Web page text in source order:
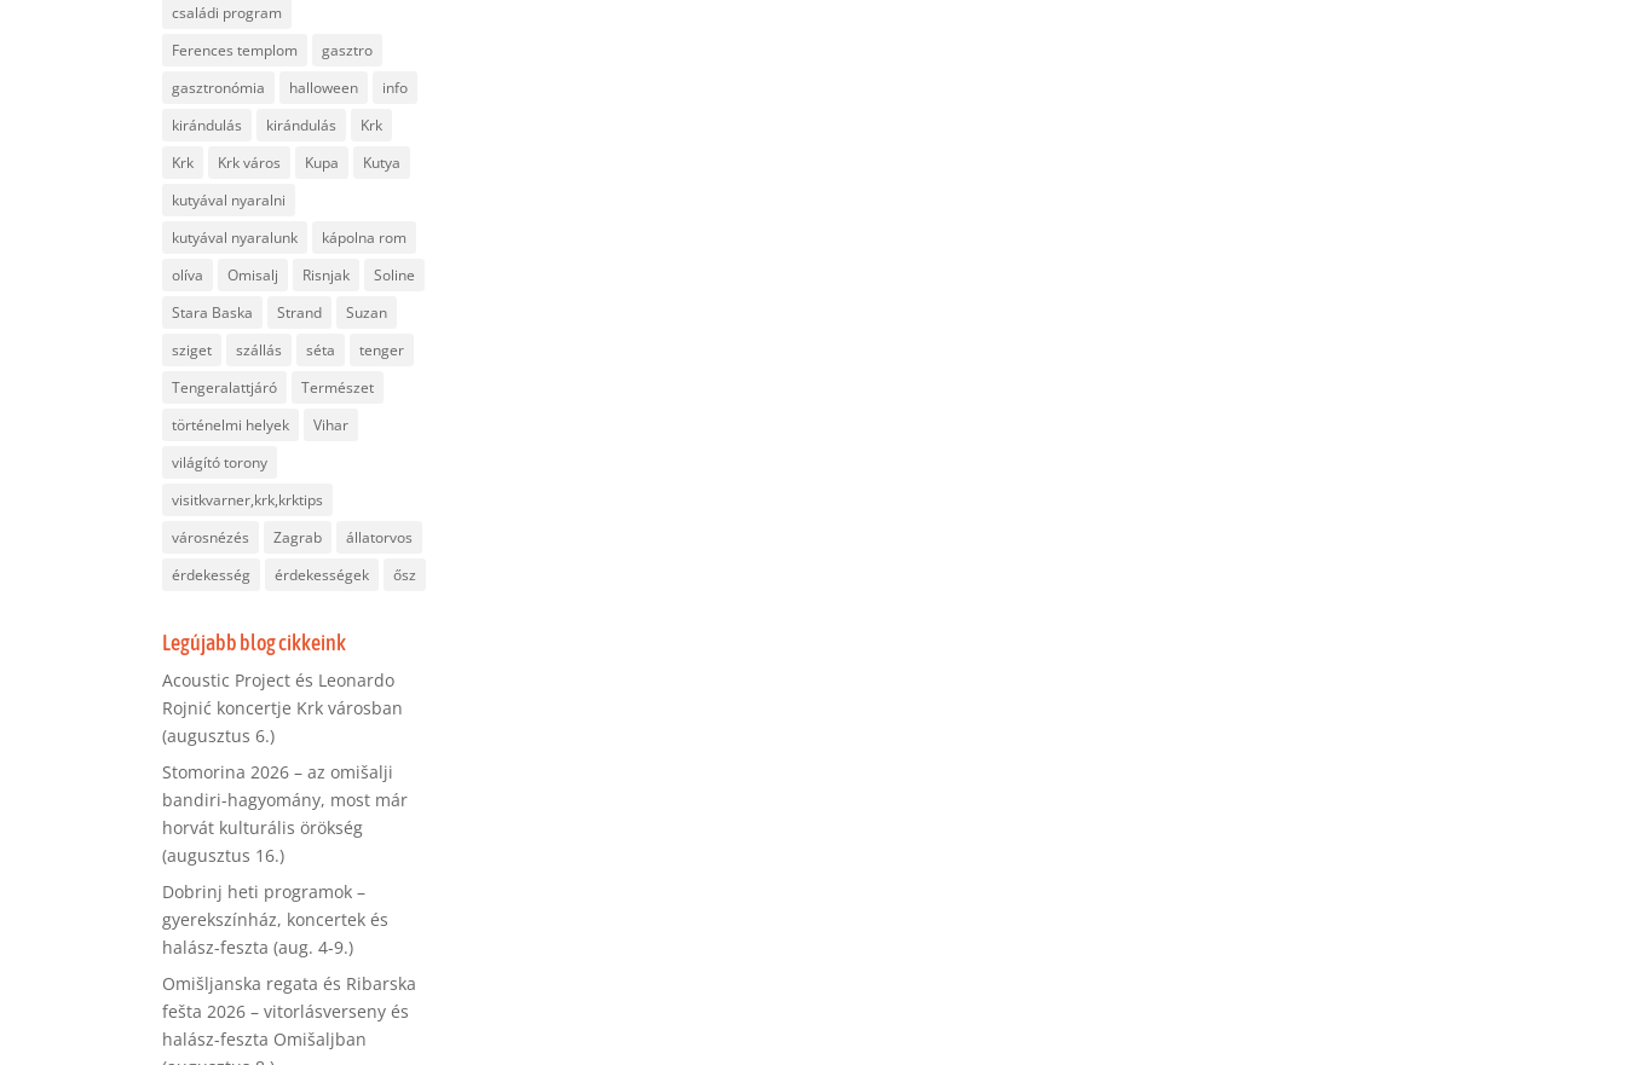
családi program
Ferences templom
gasztro
gasztronómia
halloween
info
kirándulás
kirándulás
Krk
Krk
Krk város Kupa
Kutya
kutyával nyaralni
kutyával nyaralunk
kápolna rom
olíva
Omisalj Risnjak
Soline
Stara Baska
Strand
Suzan
sziget
szállás séta
tenger
Tengeralattjáró
Természet
történelmi helyek
Vihar
világító torony
visitkvarner,krk,krktips
városnézés
Zagrab
állatorvos
érdekesség
érdekességek ősz
Legújabb blog cikkeink
Acoustic Project és Leonardo
Rojnić koncertje Krk városban
(augusztus 6.)
Stomorina 2026 – az omišalji
bandiri-hagyomány, most már
horvát kulturális örökség
(augusztus 16.)
Dobrinj heti programok –
gyerekszínház, koncertek és
halász-feszta (aug. 4-9.)
Omišljanska regata és Ribarska
fešta 2026 – vitorlásverseny és
halász-feszta Omišaljban